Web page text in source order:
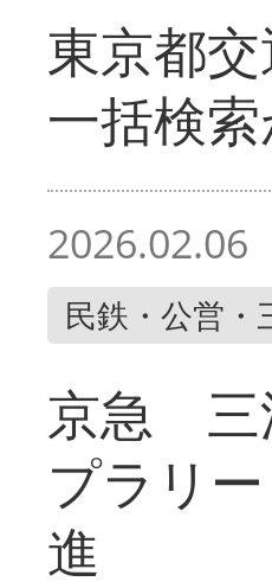
東京都
一括検
2026.02.06
民鉄・公営・
京急 三
プラリ
進